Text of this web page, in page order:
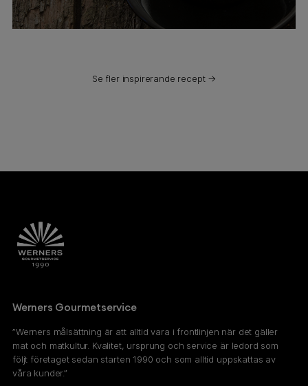
Se fler inspirerande recept →
Werners Gourmetservice
”Werners målsättning är att alltid vara i frontlinjen när det gäller
mat och matkultur. Kvalitet, ursprung och service är ledord som
följt företaget sedan starten 1990 och som alltid uppskattas av
våra kunder.”